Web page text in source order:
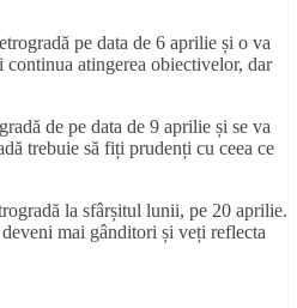
pe data de 6 aprilie și o va
atingerea obiectivelor, dar
de pe data de 9 aprilie și se va
trebuie să fiți prudenți cu ceea ce
la sfârșitul lunii, pe 20 aprilie.
mai gânditori și veți reflecta